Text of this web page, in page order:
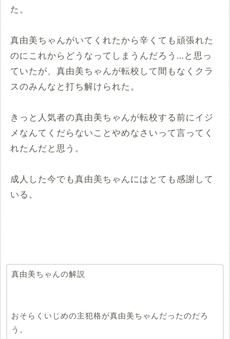
た。
真由美ちゃんがいてくれたから辛くても頑張れた
のにこれからどうなってしまうんだろう…と思っ
ていたが、真由美ちゃんが転校して間もなくクラ
スのみんなと打ち解けられた。
きっと人気者の真由美ちゃんが転校する前にイジ
メなんてくだらないことやめなさいって言ってく
れたんだと思う。
成人した今でも真由美ちゃんにはとても感謝して
いる。
真由美ちゃんの解説
おそらくいじめの主犯格が真由美ちゃんだったのだろ
う。